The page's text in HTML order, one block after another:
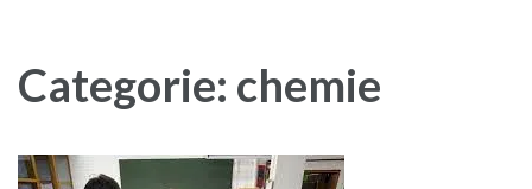
Categorie: chemie